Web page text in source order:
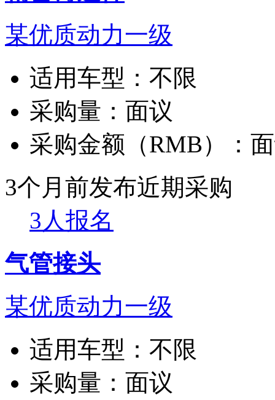
某优质动力一级
适用车型： 不限
采购量： 面议
采购金额（RMB）：
3个月前发布近期采购
3人报名
气管接头
某优质动力一级
适用车型： 不限
采购量： 面议